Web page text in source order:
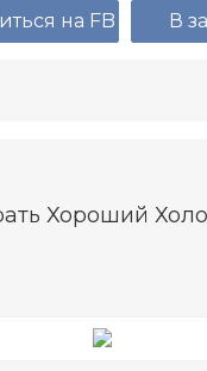
Хороший
на FB В